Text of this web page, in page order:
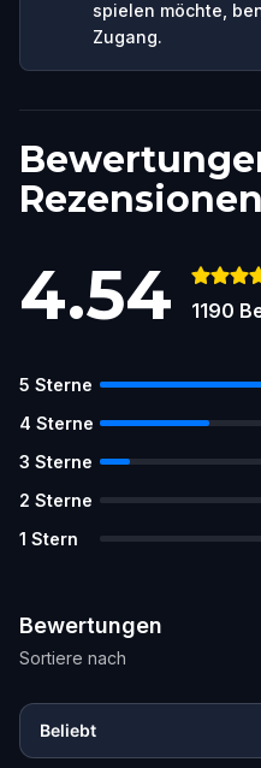
spielen möchte,
Zugang.
Rezensionen
4.54 1190
5 Sterne
4 Sterne
3 Sterne
2 Sterne
1 Stern
Bewertungen
Sortiere nach
Beliebt